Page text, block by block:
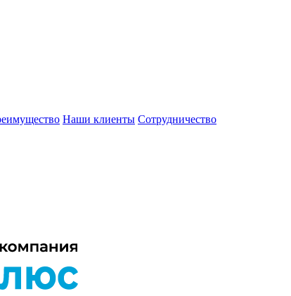
Наши клиенты Сотрудничество